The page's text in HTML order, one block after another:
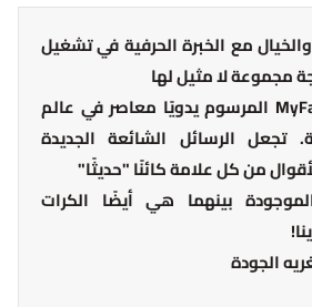
والخيال مع الخبرة الحرفية في تشغيل
مجموعة لا مثيل لها
. سحر MyFamily Charms المرسوم يدويًا معاصر في عالم
تجعل الرسائل الشائعة الجديدة
من كل علامة كائنًا "حديثًا"
بينهما هي أيضًا الكرات
الجودة